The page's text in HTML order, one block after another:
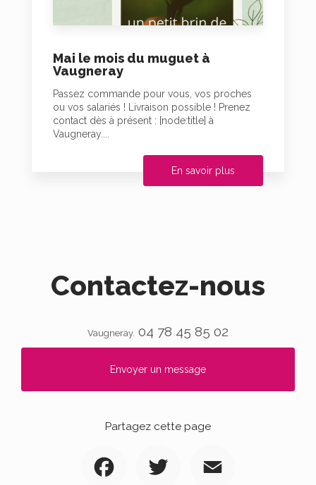
Mai le mois du muguet à
Vaugneray
Passez commande pour vous, vos proches
ou vos salariés ! Livraison possible ! Prenez
contact dès à présent : [node:title] à
Vaugneray....
En savoir plus
Contactez-nous
Vaugneray. 04 78 45 85 02
Envoyer un message
Partagez cette page